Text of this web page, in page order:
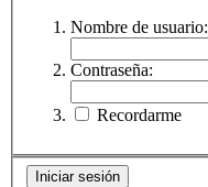
Nombre de usuario:
Contraseña:
Recordarme